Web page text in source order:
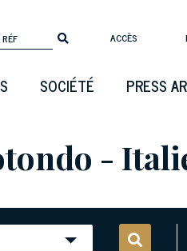
ACCÈS
SOCIÉTÉ PRESS
-